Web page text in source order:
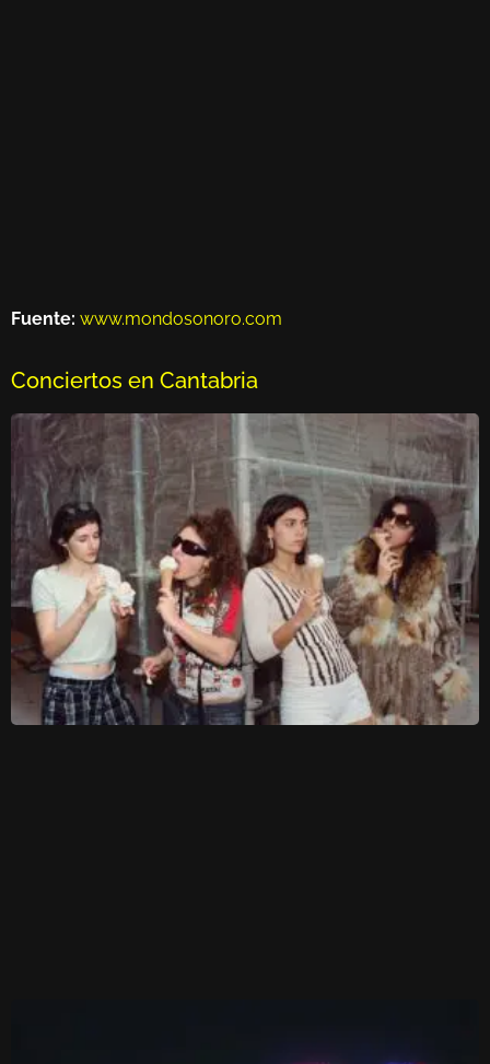
Fuente: www.mondosonoro.com
Conciertos en Cantabria